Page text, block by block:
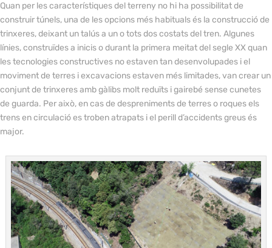
Quan per les característiques del terreny no hi ha possibilitat de
construir túnels, una de les opcions més habituals és la construcció de
trinxeres, deixant un talús a un o tots dos costats del tren. Algunes
línies, construïdes a inicis o durant la primera meitat del segle XX quan
les tecnologies constructives no estaven tan desenvolupades i el
moviment de terres i excavacions estaven més limitades, van crear un
conjunt de trinxeres amb gàlibs molt reduïts i gairebé sense cunetes
de guarda. Per això, en cas de despreniments de terres o roques els
trens en circulació es troben atrapats i el perill d’accidents greus és
major.